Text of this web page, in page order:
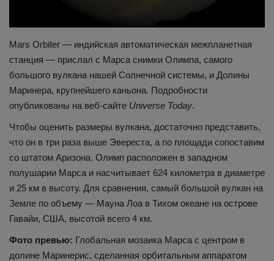
Mars Orbiter — индийская автоматическая межпланетная
станция — прислал с Марса снимки Олимпа, самого
большого вулкана нашей Солнечной системы, и Долины
Маринера, крупнейшего каньона. Подробности
опубликованы на веб-сайте Universe Today.
Чтобы оценить размеры вулкана, достаточно представить,
что он в три раза выше Эвереста, а по площади сопоставим
со штатом Аризона. Олимп расположен в западном
полушарии Марса и насчитывает 624 километра в диаметре
и 25 км в высоту. Для сравнения, самый большой вулкан на
Земле по объему — Мауна Лоа в Тихом океане на острове
Гавайи, США, высотой всего 4 км.
Фото превью: Глобальная мозаика Марса с центром в
долине Маринерис, сделанная орбитальным аппаратом